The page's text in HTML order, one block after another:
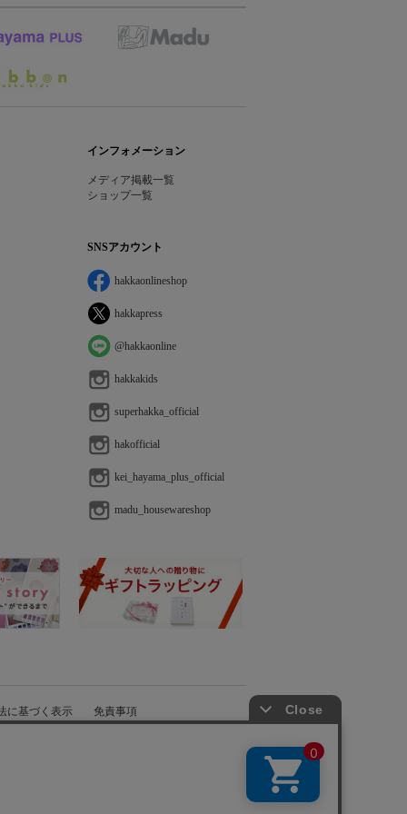
インフォメーション
メディア掲載一覧
ショップ一覧
SNSアカウント
hakkaonlineshop
hakkapress
@hakkaonline
hakkakids
superhakka_official
hakofficial
kei_hayama_plus_official
madu_housewareshop
に基づく表示 免責事項